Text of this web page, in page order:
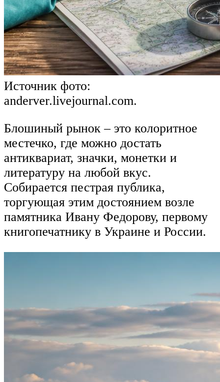
Источник фото:
anderver.livejournal.com.
Блошиный рынок – это колоритное
местечко, где можно достать
антиквариат, значки, монетки и
литературу на любой вкус.
Собирается пестрая публика,
торгующая этим достоянием возле
памятника Ивану Федорову, первому
книгопечатнику в Украине и России.